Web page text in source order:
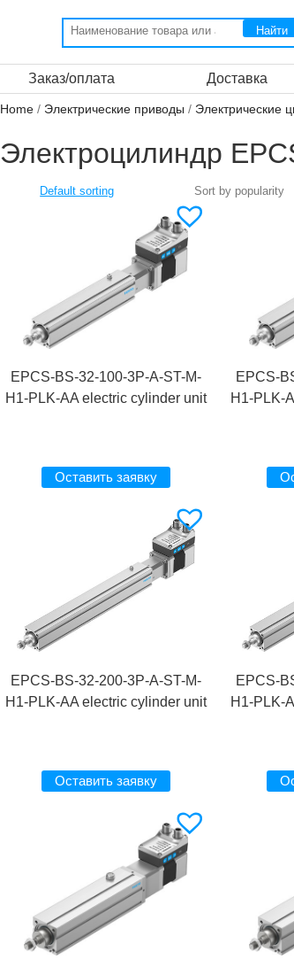
Заказ/оплата Доставка
Home/ Электрические приводы / Электрические
Электроцилиндр
EPCS-BS-32-100-3P-A-ST-M-
H1-PLK-AA electric cylinder unit
Оставить заявку
EPCS-
H1-PLK-
EPCS-BS-32-200-3P-A-ST-M-
H1-PLK-AA electric cylinder unit
Оставить заявку
EPCS-
H1-PLK-